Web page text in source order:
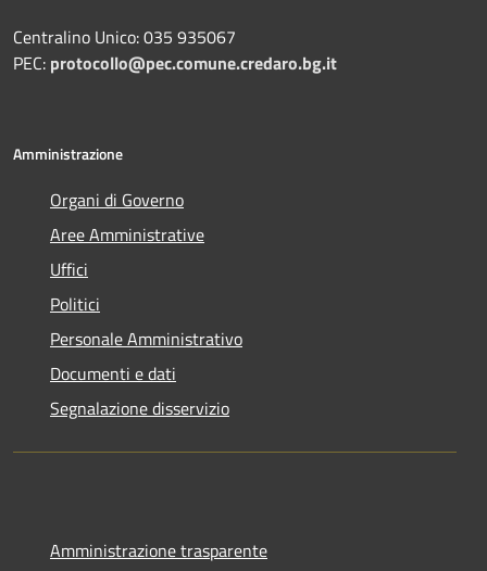
Centralino Unico: 035 935067
PEC: protocollo@pec.comune.credaro.bg.it
Amministrazione
Organi di Governo
Aree Amministrative
Uffici
Politici
Personale Amministrativo
Documenti e dati
Segnalazione disservizio
Amministrazione trasparente